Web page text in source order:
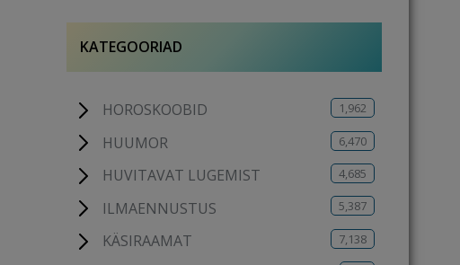
KATEGOORIAD
HOROSKOOBID 1,962
HUUMOR 6,470
HUVITAVAT LUGEMIST 4,685
ILMAENNUSTUS 5,387
KÄSIRAAMAT 7,138